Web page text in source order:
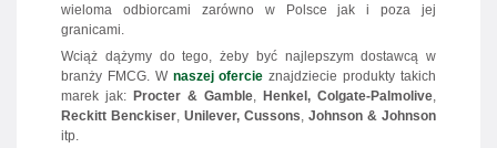
wieloma odbiorcami zarówno w Polsce jak i poza jej
granicami.
Wciąż dążymy do tego, żeby być najlepszym dostawcą w
branży FMCG. W naszej ofercie znajdziecie produkty takich
marek jak: Procter & Gamble Henkel, Colgate-Palmolive
Reckitt Benckiser Unilever, Cussons Johnson & Johnson
itp.